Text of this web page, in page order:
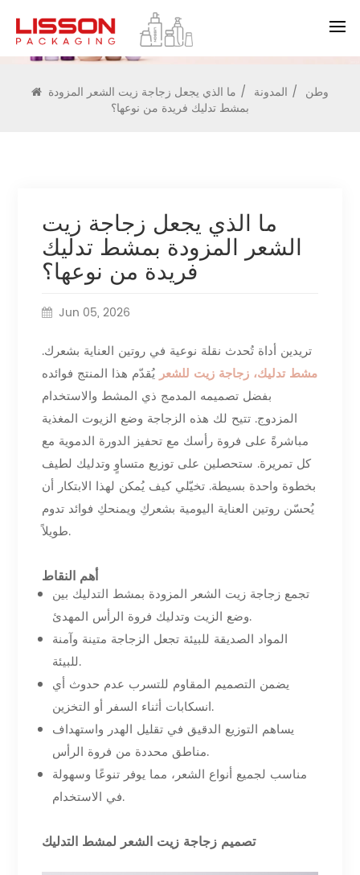
المدونة
وطن / المدونة / ما الذي يجعل زجاجة زيت الشعر المزودة
بمشط تدليك فريدة من نوعها؟
ما الذي يجعل زجاجة زيت
الشعر المزودة بمشط تدليك
فريدة من نوعها؟
Jun 05, 2026
تريدين أداة تُحدث نقلة نوعية في روتين العناية بشعرك.
مشط تدليك، زجاجة زيت للشعر يُقدّم هذا المنتج فوائده
بفضل تصميمه المدمج ذي المشط والاستخدام
المزدوج. تتيح لك هذه الزجاجة وضع الزيوت المغذية
مباشرةً على فروة رأسك مع تحفيز الدورة الدموية مع
كل تمريرة. ستحصلين على توزيع متساوٍ وتدليك لطيف
بخطوة واحدة بسيطة. تخيّلي كيف يُمكن لهذا الابتكار أن
يُحسّن روتين العناية اليومية بشعركِ ويمنحكِ فوائد تدوم
طويلاً.
أهم النقاط
تجمع زجاجة زيت الشعر المزودة بمشط التدليك بين
وضع الزيت وتدليك فروة الرأس المهدئ.
المواد الصديقة للبيئة تجعل الزجاجة متينة وآمنة
للبيئة.
يضمن التصميم المقاوم للتسرب عدم حدوث أي
انسكابات أثناء السفر أو التخزين.
يساهم التوزيع الدقيق في تقليل الهدر واستهداف
مناطق محددة من فروة الرأس.
مناسب لجميع أنواع الشعر، مما يوفر تنوعًا وسهولة
في الاستخدام.
تصميم زجاجة زيت الشعر لمشط التدليك